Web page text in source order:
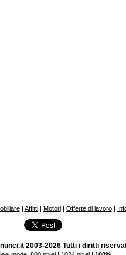
| Affitti| Motori| Offerte di lavoro|
2003-2026 Tutti i diritti